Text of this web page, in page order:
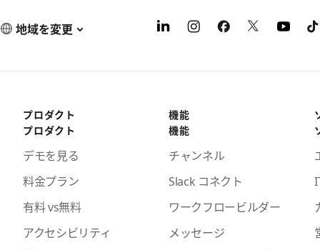
地域を変更
プロダクト
プロダクト
デモを見る
料金プラン
有料 vs無料
アクセシビリティ
機能
機能
チャンネル
Slack コネクト
ワークフロービルダー
メッセージ